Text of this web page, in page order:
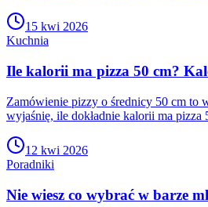
15 kwi 2026
Kuchnia
Ile kalorii ma pizza 50 cm?
Zamówienie pizzy o średnicy 50 cm to
wyjaśnię, ile dokładnie kalorii ma
12 kwi 2026
Poradniki
Nie wiesz co wybrać w barze